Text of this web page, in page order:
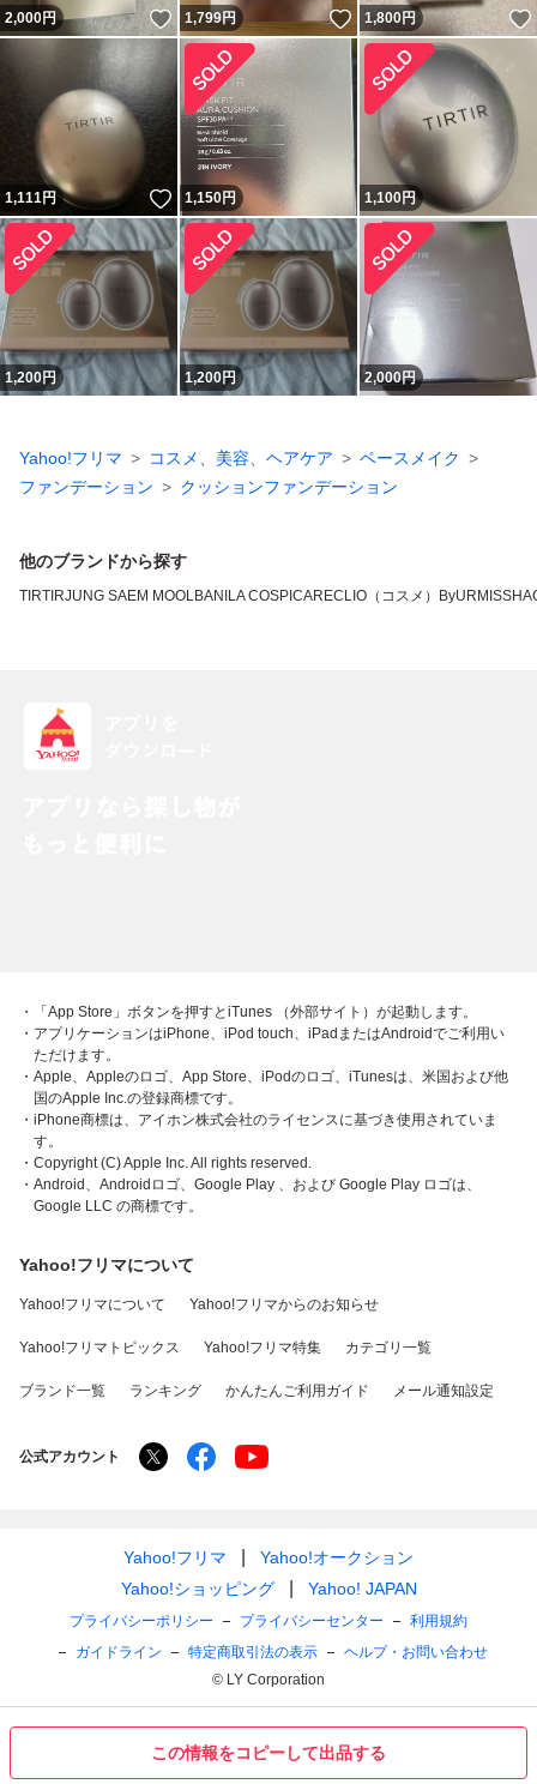
この情報をコピーして出品する
2,000円 いいね！
1,799円 いいね！
1,800円
1,111円 いいね！
1,150円 1,100円
1,200円 1,200円 2,000円
Yahoo!フリマ コスメ、美容、ヘアケア
ベースメイク
ファンデーション
クッションファンデーション
他のブランドから探す
TIRTIRJUNG SAEM MOOLBANILA COSPICARECLIO（コスメ） ByUR MISSHA
・「App Store」ボタンを押すとiTunes （外部サイト）が起動します。
・アプリケーションはiPhone、iPod touch、iPadまたはAndroidでご利用い
ただけます。
・Apple、Appleのロゴ、App Store、iPodのロゴ、iTunesは、米国および他
国のApple Inc.の登録商標です。
・iPhone商標は、アイホン株式会社のライセンスに基づき使用されていま
す。
・Copyright (C) Apple Inc. All rights reserved.
・Android、Androidロゴ、Google Play 、および Google Play ロゴは、
Google LLC の商標です。
Yahoo!フリマについて
Yahoo!フリマについて Yahoo!フリマからのお知らせ
Yahoo!フリマトピックス Yahoo!フリマ特集 カテゴリ一覧
ブランド一覧 ランキング かんたんご利用ガイド メール通知設定
公式アカウント
Yahoo!フリマ
Yahoo!オークション
Yahoo!ショッピング
Yahoo! JAPAN
プライバシーポリシー プライバシーセンター
利用規約
ガイドライン
特定商取引法の表示
ヘルプ・お問い合わせ
© LY Corporation